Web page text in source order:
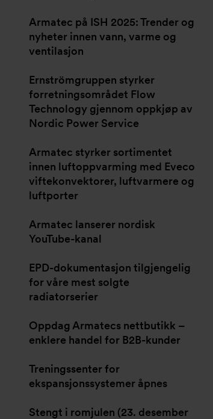
Armatec på ISH 2025: Trender og
nyheter innen vann, varme og
ventilasjon
Ernströmgruppen styrker
forretningsområdet Flow
Technology gjennom oppkjøp av
Nordic Power Service
Armatec styrker sortimentet
innen luftoppvarming med Eveco
viftekonvektorer, luftvarmere og
luftporter
Armatec lanserer nordisk
YouTube-kanal
EPD-dokumentasjon tilgjengelig
for våre mest solgte
radiatorserier
Oppdag Armatecs nettbutikk –
enklere handel for B2B-kunder
Treningssenter for
ekspansjonssystemer åpnes
Stengt i romjulen (23. desember